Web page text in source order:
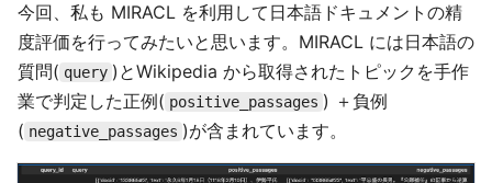
今回、私も MIRACL を利用して日本語ドキュメントの精
度評価を行ってみたいと思います。MIRACL には日本語の
質問( query )とWikipedia から取得されたトピックを手作
業で判定した正例( positive_passages ) ＋負例
( negative_passages )が含まれています。